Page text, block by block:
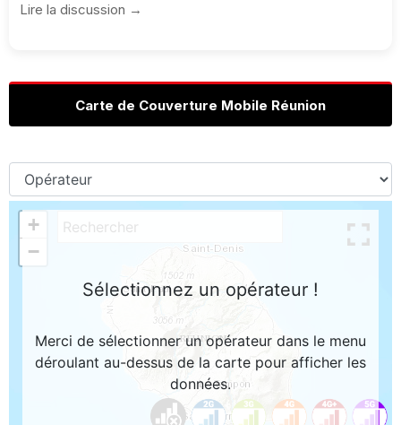
Lire la discussion →
Carte de Couverture Mobile Réunion